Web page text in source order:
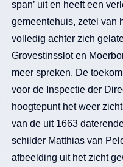
span’ uit en heeft een
gemeentehuis, zetel van
volledig achter zich
Grovestinsslot en
meer spreken. De
voor de Inspectie der
hoogtepunt het weer
van de uit 1663
schilder Matthias van
afbeelding uit het zicht